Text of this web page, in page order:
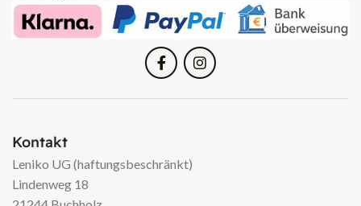
Kontakt
Leniko UG (haftungsbeschränkt)
Lindenweg 18